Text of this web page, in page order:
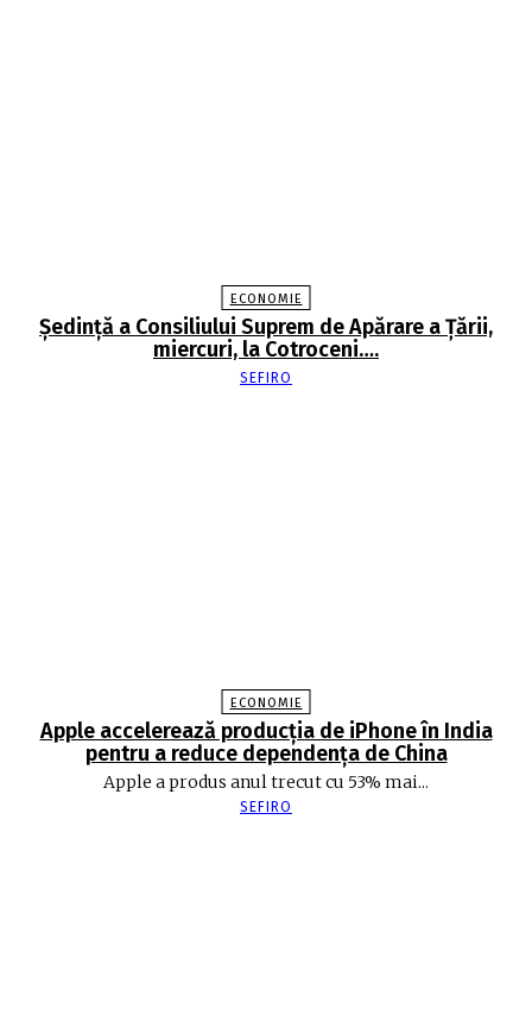
ECONOMIE
Şedinţă a Consiliului Suprem de Apărare a Ţării,
miercuri, la Cotroceni….
SEFIRO
ECONOMIE
Apple accelerează producția de iPhone în India
pentru a reduce dependența de China
Apple a produs anul trecut cu 53% mai...
SEFIRO